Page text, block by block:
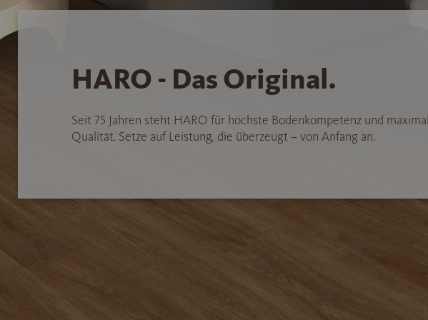
HARO - Das Original.
Seit 75 Jahren steht HARO für höchste Bodenkompetenz und
Qualität. Setze auf Leistung, die überzeugt – von Anfang an.